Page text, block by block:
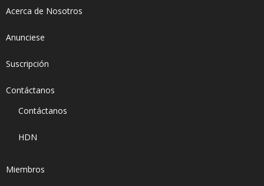
Acerca de Nosotros
Anunciese
Suscripción
Contáctanos
Contáctanos
HDN
Miembros